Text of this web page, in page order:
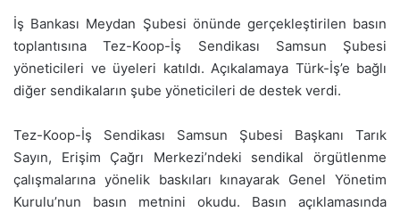
İş Bankası Meydan Şubesi önünde gerçekleştirilen basın
toplantısına Tez-Koop-İş Sendikası Samsun Şubesi
yöneticileri ve üyeleri katıldı. Açıkalamaya Türk-İş’e bağlı
diğer sendikaların şube yöneticileri de destek verdi.
Tez-Koop-İş Sendikası Samsun Şubesi Başkanı Tarık
Sayın, Erişim Çağrı Merkezi’ndeki sendikal örgütlenme
çalışmalarına yönelik baskıları kınayarak Genel Yönetim
Kurulu’nun basın metnini okudu. Basın açıklamasında